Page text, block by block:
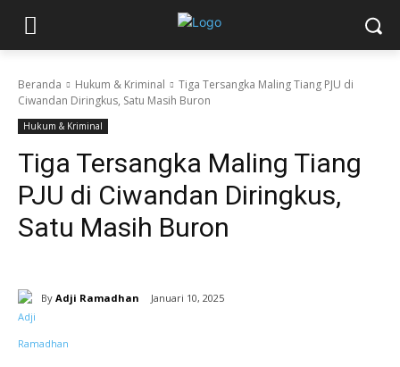
Beranda Hukum & Kriminal
Tiga Tersangka Maling Tiang PJU di
Ciwandan Diringkus, Satu Masih Buron
Hukum & Kriminal
Tiga Tersangka Maling Tiang
PJU di Ciwandan Diringkus,
Satu Masih Buron
By Adji Ramadhan Januari 10, 2025